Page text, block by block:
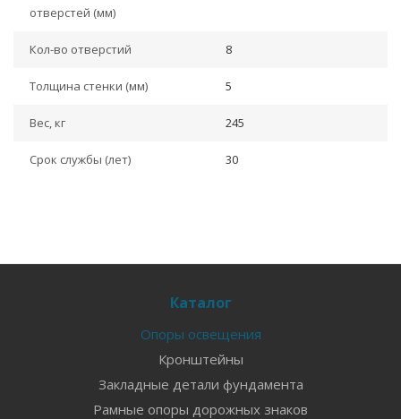
отверстей (мм)
Кол-во отверстий 8
Толщина стенки (мм) 5
Вес, кг 245
Срок службы (лет) 30
Каталог
Опоры освещения
Кронштейны
Закладные детали фундамента
Рамные опоры дорожных знаков